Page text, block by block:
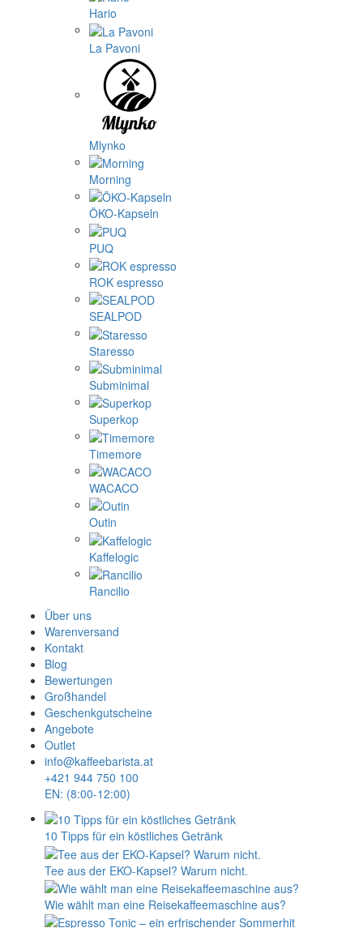
Hario
La Pavoni
Mlynko
Morning
ÖKO-Kapseln
PUQ
ROK espresso
SEALPOD
Staresso
Subminimal
Superkop
Timemore
WACACO
Outin
Kaffelogic
Rancilio
Über uns
Warenversand
Kontakt
Blog
Bewertungen
Großhandel
Geschenkgutscheine
Angebote
Outlet
info@kaffeebarista.at
+421 944 750 100
EN: (8:00-12:00)
10 Tipps für ein köstliches Getränk
Tee aus der EKO-Kapsel? Warum nicht.
Wie wählt man eine Reisekaffeemaschine aus?